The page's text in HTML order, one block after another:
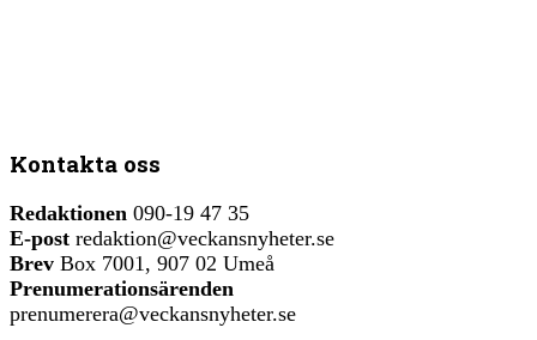
Kontakta oss
Redaktionen 090-19 47 35
E-post redaktion@veckansnyheter.se
Brev Box 7001, 907 02 Umeå
Prenumerationsärenden
prenumerera@veckansnyheter.se